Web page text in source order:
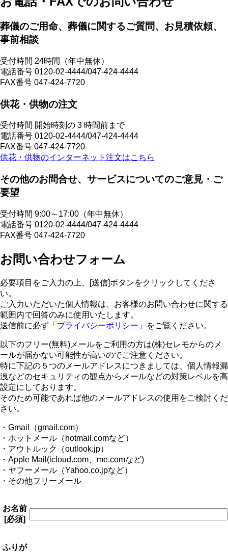
葬儀のご用命、葬儀に関するご質問、お見積依頼、
事前相談
受付時間 24時間（年中無休）
電話番号 0120-02-4444/047-424-4444
FAX番号 047-424-7720
供花・供物の注文
受付時間 開始時刻の 3 時間前まで
電話番号 0120-02-4444/047-424-4444
FAX番号 047-424-7720
供花・供物のインターネット注文はこちら
その他のお問合せ、サービスについてのご意見・ご
要望
受付時間 9:00～17:00（年中無休）
電話番号 0120-02-4444/047-424-4444
FAX番号 047-424-7720
お問い合わせフォーム
必要項目をご入力の上、[送信]ボタンをクリックしてくださ
い。
ご入力いただいた個人情報は、お客様のお問い合わせに関する
範囲内で回答のみに使用いたします。
送信前に必ず「 プライバシーポリシー 」をご覧ください。
以下のフリー(無料)メールをご利用の方は(株)セレモからのメ
ールが届かない可能性が高いのでご注意ください。
特に下記の５つのメールアドレスにつきましては、個人情報漏
洩などのセキュリティの観点からメールなどの対策レベルを高
設定にしております。
そのため可能であれば他のメールアドレスの使用をご検討くだ
さい。
・Gmail（gmail.com）
・ホットメール（hotmail.comなど）
・アウトルック（outlook.jp）
・Apple Mail(icloud.com、me.comなど)
・ヤフーメール（Yahoo.co.jpなど）
・その他フリーメール
お名前
[必須]
ふりが